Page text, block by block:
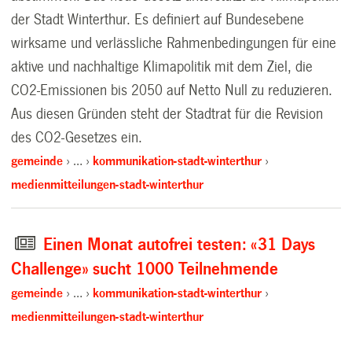
der Stadt Winterthur. Es definiert auf Bundesebene
wirksame und verlässliche Rahmenbedingungen für eine
aktive und nachhaltige Klimapolitik mit dem Ziel, die
CO2-Emissionen bis 2050 auf Netto Null zu reduzieren.
Aus diesen Gründen steht der Stadtrat für die Revision
des CO2-Gesetzes ein.
gemeinde …
kommunikation-stadt-winterthur
medienmitteilungen-stadt-winterthur
Einen Monat autofrei testen: «31 Days
Challenge» sucht 1000 Teilnehmende
gemeinde …
kommunikation-stadt-winterthur
medienmitteilungen-stadt-winterthur